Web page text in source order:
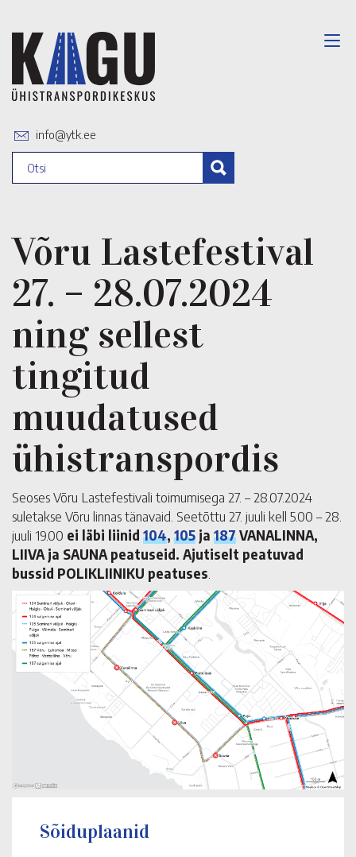
info@ytk.ee
Võru Lastefestival
27. – 28.07.2024
ning sellest
tingitud
muudatused
ühistranspordis
Seoses Võru Lastefestivali toimumisega 27. – 28.07.2024
suletakse Võru linnas tänavaid. Seetõttu 27. juuli kell 5.00 – 28.
juuli 19.00 ei läbi liinid 104, 105 ja 187VANALINNA,
LIIVA ja SAUNA peatuseid. Ajutiselt peatuvad
bussid POLIKLIINIKU peatuses
Sõiduplaanid